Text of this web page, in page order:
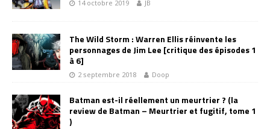
14 octobre 2019 JB
The Wild Storm : Warren Ellis réinvente les
personnages de Jim Lee [critique des épisodes 1
à 6]
2 septembre 2018 Doop
Batman est-il réellement un meurtrier ? (la
review de Batman – Meurtrier et fugitif, tome 1
)